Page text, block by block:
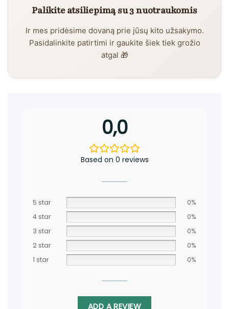
Palikite atsiliepimą su 3 nuotraukomis
Ir mes pridėsime dovaną prie jūsų kito užsakymo.
Pasidalinkite patirtimi ir gaukite šiek tiek grožio
atgal 🎁
0,0
Based on 0 reviews
5 star
0%
4 star
0%
3 star
0%
2 star
0%
1 star
0%
ADD A REVIEW